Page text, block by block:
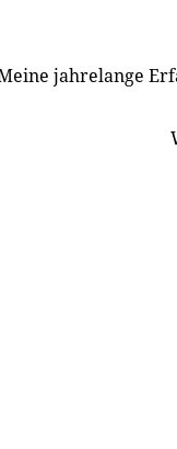
jahrelange